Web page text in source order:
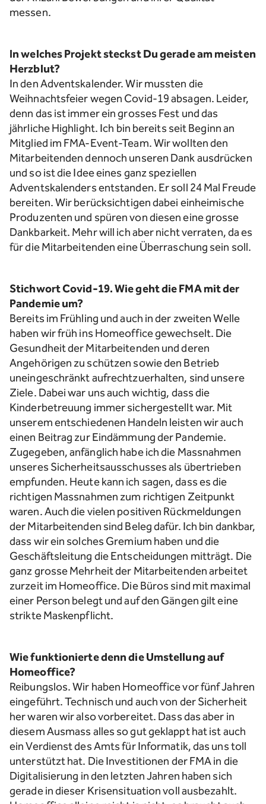
messen.
In welches Projekt steckst Du gerade am meisten
Herzblut?
In den Adventskalender. Wir mussten die
Weihnachtsfeier wegen Covid-19 absagen. Leider,
denn das ist immer ein grosses Fest und das
jährliche Highlight. Ich bin bereits seit Beginn an
Mitglied im FMA-Event-Team. Wir wollten den
Mitarbeitenden dennoch unseren Dank ausdrücken
und so ist die Idee eines ganz speziellen
Adventskalenders entstanden. Er soll 24 Mal Freude
bereiten. Wir berücksichtigen dabei einheimische
Produzenten und spüren von diesen eine grosse
Dankbarkeit. Mehr will ich aber nicht verraten, da es
für die Mitarbeitenden eine Überraschung sein soll.
Stichwort Covid-19. Wie geht die FMA mit der
Pandemie um?
Bereits im Frühling und auch in der zweiten Welle
haben wir früh ins Homeoffice gewechselt. Die
Gesundheit der Mitarbeitenden und deren
Angehörigen zu schützen sowie den Betrieb
uneingeschränkt aufrechtzuerhalten, sind unsere
Ziele. Dabei war uns auch wichtig, dass die
Kinderbetreuung immer sichergestellt war. Mit
unserem entschiedenen Handeln leisten wir auch
einen Beitrag zur Eindämmung der Pandemie.
Zugegeben, anfänglich habe ich die Massnahmen
unseres Sicherheitsausschusses als übertrieben
empfunden. Heute kann ich sagen, dass es die
richtigen Massnahmen zum richtigen Zeitpunkt
waren. Auch die vielen positiven Rückmeldungen
der Mitarbeitenden sind Beleg dafür. Ich bin dankbar,
dass wir ein solches Gremium haben und die
Geschäftsleitung die Entscheidungen mitträgt. Die
ganz grosse Mehrheit der Mitarbeitenden arbeitet
zurzeit im Homeoffice. Die Büros sind mit maximal
einer Person belegt und auf den Gängen gilt eine
strikte Maskenpflicht.
Wie funktionierte denn die Umstellung auf
Homeoffice?
Reibungslos. Wir haben Homeoffice vor fünf Jahren
eingeführt. Technisch und auch von der Sicherheit
her waren wir also vorbereitet. Dass das aber in
diesem Ausmass alles so gut geklappt hat ist auch
ein Verdienst des Amts für Informatik, das uns toll
unterstützt hat. Die Investitionen der FMA in die
Digitalisierung in den letzten Jahren haben sich
gerade in dieser Krisensituation voll ausbezahlt.